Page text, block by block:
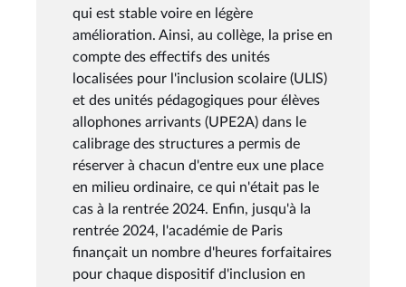
qui est stable voire en légère
amélioration. Ainsi, au collège, la prise en
compte des effectifs des unités
localisées pour l'inclusion scolaire (ULIS)
et des unités pédagogiques pour élèves
allophones arrivants (UPE2A) dans le
calibrage des structures a permis de
réserver à chacun d'entre eux une place
en milieu ordinaire, ce qui n'était pas le
cas à la rentrée 2024. Enfin, jusqu'à la
rentrée 2024, l'académie de Paris
finançait un nombre d'heures forfaitaires
pour chaque dispositif d'inclusion en